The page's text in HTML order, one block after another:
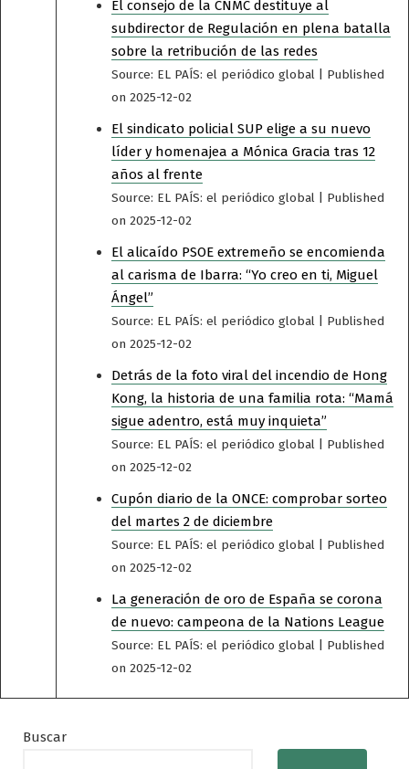
El consejo de la CNMC destituye al
subdirector de Regulación en plena batalla
sobre la retribución de las redes
Source: EL PAÍS: el periódico global
Published
on 2025-12-02
El sindicato policial SUP elige a su nuevo
líder y homenajea a Mónica Gracia tras 12
años al frente
Source: EL PAÍS: el periódico global
Published
on 2025-12-02
El alicaído PSOE extremeño se encomienda
al carisma de Ibarra: “Yo creo en ti, Miguel
Ángel”
Source: EL PAÍS: el periódico global
Published
on 2025-12-02
Detrás de la foto viral del incendio de Hong
Kong, la historia de una familia rota: “Mamá
sigue adentro, está muy inquieta”
Source: EL PAÍS: el periódico global
Published
on 2025-12-02
Cupón diario de la ONCE: comprobar sorteo
del martes 2 de diciembre
Source: EL PAÍS: el periódico global
Published
on 2025-12-02
La generación de oro de España se corona
de nuevo: campeona de la Nations League
Source: EL PAÍS: el periódico global
Published
on 2025-12-02
Buscar